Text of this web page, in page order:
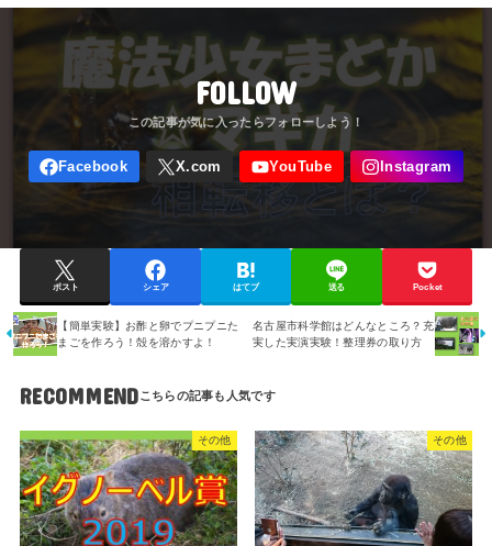
FOLLOW
ポスト シェア はてブ 送る Pocket
【簡単実験】お酢と卵でプニプニた
まごを作ろう！殻を溶かすよ！
名古屋市科学館はどんなところ？充
実した実演実験！整理券の取り方
RECOMMEND
その他 その他